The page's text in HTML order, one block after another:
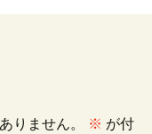
りません。 ※ が付